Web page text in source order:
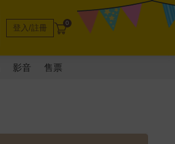
登入/註冊 0
影音 售票